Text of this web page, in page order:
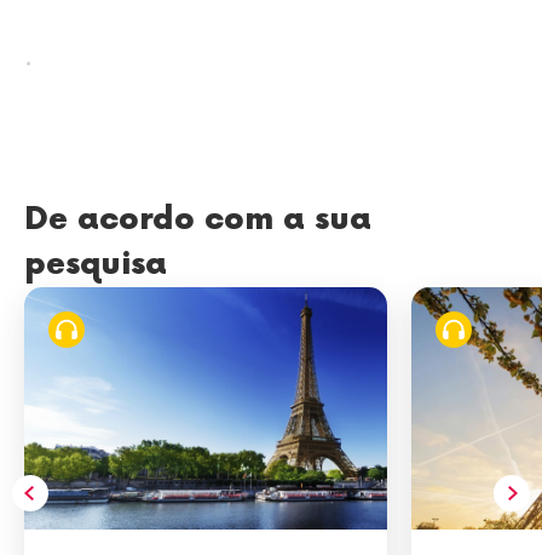
.
De acordo com a sua
pesquisa